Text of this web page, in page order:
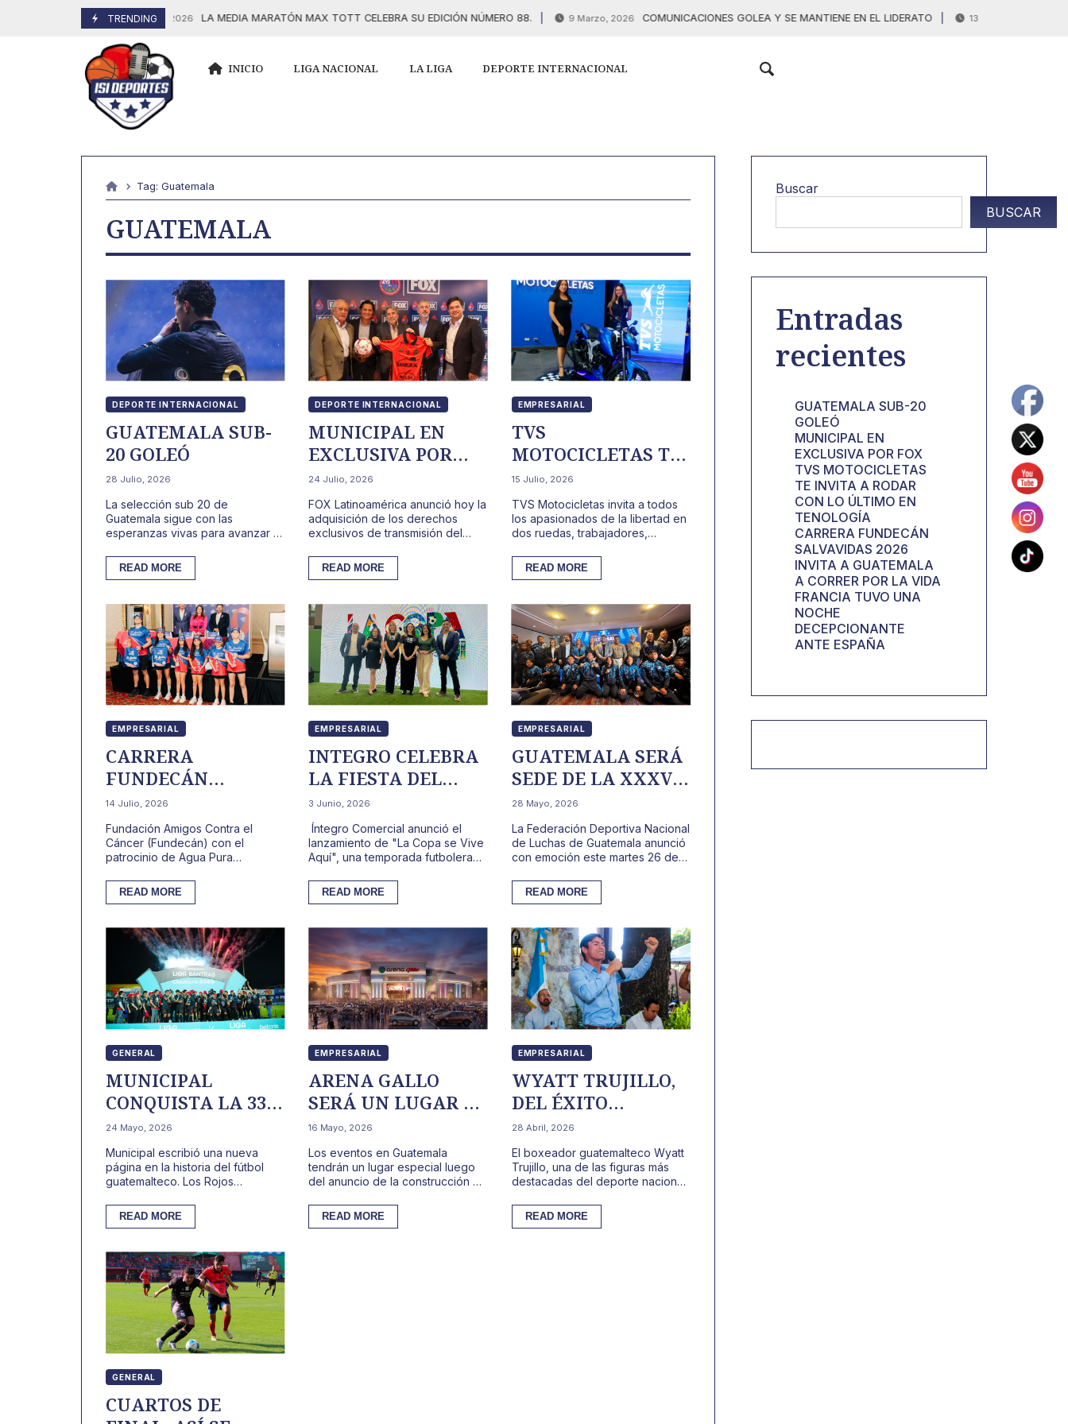
TRENDING
17 Enero, 2026 LA MEDIA MARATÓN MAX TOTT CELEBRA SU EDICIÓN NÚMERO 88. 9 Marzo, 2026 COMUNICACIONES GOLEA Y SE MANTIENE EN EL LIDERATO 13 Junio, 2026
INICIO LIGA NACIONAL LA LIGA DEPORTE INTERNACIONAL
Tag: Guatemala
GUATEMALA
DEPORTE INTERNACIONAL
GUATEMALA SUB-
20 GOLEÓ
28 Julio, 2026
La selección sub 20 de
Guatemala sigue con las
esperanzas vivas para avanzar a
campeonato de la Concacaf que
se realiza ...
READ MORE
DEPORTE INTERNACIONAL
MUNICIPAL EN
EXCLUSIVA POR
FOX
24 Julio, 2026
FOX Latinoamérica anunció hoy la
adquisición de los derechos
exclusivos de transmisión del
El acuerdo, vigente d...
READ MORE
EMPRESARIAL
TVS
MOTOCICLETAS TE
INVITA A RODAR
CON LO ÚLTIMO EN
TENOLOGÍA
15 Julio, 2026
TVS Motocicletas invita a todos
los apasionados de la libertad en
dos ruedas, trabajadores,
adrenalina en Guatemala, a a...
READ MORE
EMPRESARIAL
CARRERA
FUNDECÁN
SALVAVIDAS 2026
INVITA A
GUATEMALA A
CORRER POR LA
VIDA
14 Julio, 2026
Fundación Amigos Contra el
Cáncer (Fundecán) con el
patrocinio de Agua Pura
de la Carrera Fundecán
Salvavidas ...
READ MORE
EMPRESARIAL
INTEGRO CELEBRA
LA FIESTA DEL
FUTBOL CON LA
“GAME ZONE Y LA
TRIBUNA”
3 Junio, 2026
Íntegro Comercial anunció el
lanzamiento de "La Copa se Vive
Aquí", una temporada futbolera
centros comerciales e...
READ MORE
EMPRESARIAL
GUATEMALA SERÁ
SEDE DE LA XXXV
COPA
INTERNACIONAL
DE LUCHA
OLÍMPICA PAT
SHAW
28 Mayo, 2026
La Federación Deportiva Nacional
de Luchas de Guatemala anunció
con emoción este martes 26 de
edición de la copa i...
READ MORE
GENERAL
MUNICIPAL
CONQUISTA LA 33 Y
DESATA LA FIESTA
ESCARLATA EN
XELA.
24 Mayo, 2026
Municipal escribió una nueva
página en la historia del fútbol
guatemalteco. Los Rojos
número 33 tras vencer 2-1 a...
READ MORE
EMPRESARIAL
ARENA GALLO
SERÁ UN LUGAR DE
TALLA MUNDIAL
16 Mayo, 2026
Los eventos en Guatemala
tendrán un lugar especial luego
del anuncio de la construcción de
escenario será utilizad...
READ MORE
EMPRESARIAL
WYATT TRUJILLO,
DEL ÉXITO
DEPORTIVO A LA
COORDINACIÓN DE
MIXCO.
28 Abril, 2026
El boxeador guatemalteco Wyatt
Trujillo, una de las figuras más
destacadas del deporte nacional
nombrado como coordi...
READ MORE
GENERAL
CUARTOS DE
Buscar
BUSCAR
Entradas
recientes
GUATEMALA SUB-20
GOLEÓ
MUNICIPAL EN
EXCLUSIVA POR FOX
TVS MOTOCICLETAS
TE INVITA A RODAR
CON LO ÚLTIMO EN
TENOLOGÍA
CARRERA FUNDECÁN
SALVAVIDAS 2026
INVITA A GUATEMALA
A CORRER POR LA VIDA
FRANCIA TUVO UNA
NOCHE
DECEPCIONANTE
ANTE ESPAÑA